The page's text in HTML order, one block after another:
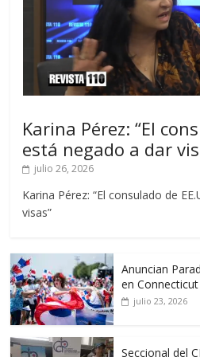
Karina Pérez: “El
está negado a dar
julio 26, 2026
Karina Pérez: “El consulado de
visas”
Anuncian
en Connecticut
julio 23, 2026
Seccional del